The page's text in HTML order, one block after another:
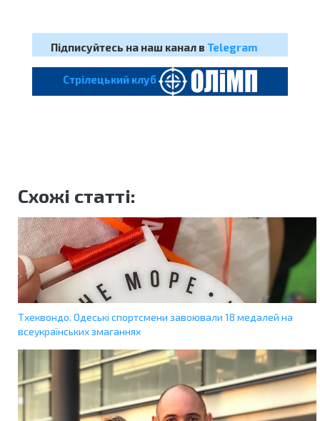
Підписуйтесь на наш канал в Telegram
Cтрілецький клуб
Схожі статті:
Тхеквондо. Одеські спортсмени завоювали 18 медалей на
всеукраїнських змаганнях